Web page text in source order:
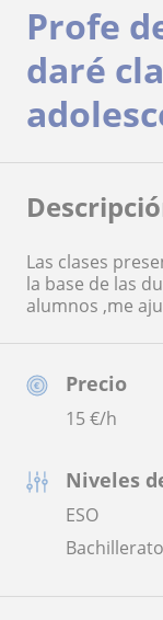
Precio
15€/h
Niveles
ESO
Bachillerato
Profe
daré
Las clases
la base de las
alumnos ,me